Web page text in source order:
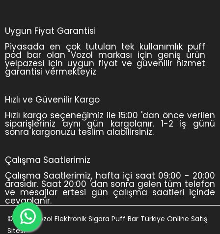
Uygun Fiyat Garantisi
Piyasada en çok tutulan tek kullanımlık puff
pod bar olan Vozol markası için geniş ürün
yelpazesi için uygun fiyat ve güvenilir hizmet
garantisi vermekteyiz
Hızlı ve Güvenilir Kargo
Hızlı kargo seçeneğimiz ile 15:00 'dan önce verilen
siparişleriniz aynı gün kargolanır. 1-2 iş günü
sonra kargonuzu teslim alabilirsiniz.
Çalışma Saatlerimiz
Çalışma Saatlerimiz, hafta içi saat 09:00 - 20:00
arasıdır. Saat 20:00 'dan sonra gelen tüm telefon
ve mesajlar ertesi gün çalışma saatleri içinde
cevaplanır.
© 2024 Vozol Elektronik Sigara Puff Bar Türkiye Online Satış
Sitesi